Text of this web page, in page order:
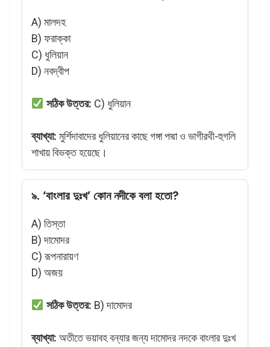
A) মালদহ
B) ফরাক্কা
C) ধুলিয়ান
D) নবদ্বীপ
সঠিক উত্তর: C) ধুলিয়ান
ব্যাখ্যা: মুর্শিদাবাদের ধুলিয়ানের কাছে গঙ্গা পদ্মা ও ভাগীরথী-হুগলি
শাখায় বিভক্ত হয়েছে।
৯. ‘বাংলার দুঃখ’ কোন নদীকে বলা হতো?
A) তিস্তা
B) দামোদর
C) রূপনারায়ণ
D) অজয়
সঠিক উত্তর: B) দামোদর
ব্যাখ্যা: অতীতে ভয়াবহ বন্যার জন্য দামোদর নদকে বাংলার দুঃখ